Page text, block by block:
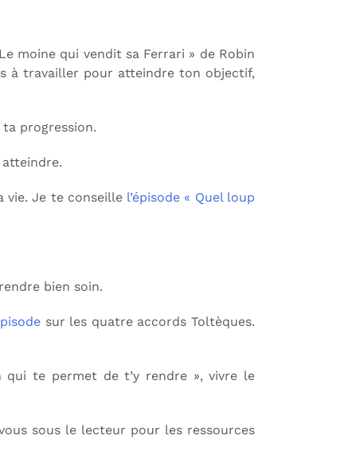
moine qui vendit sa Ferrari » de Robin
à travailler pour atteindre ton objectif,
progression.
vie. Je te conseille l’épisode « Quel loup
bien soin.
sur les quatre accords Toltèques.
qui te permet de t’y rendre », vivre le
sous le lecteur pour les ressources